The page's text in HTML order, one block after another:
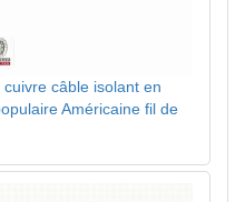
câble isolant en
Américaine fil de